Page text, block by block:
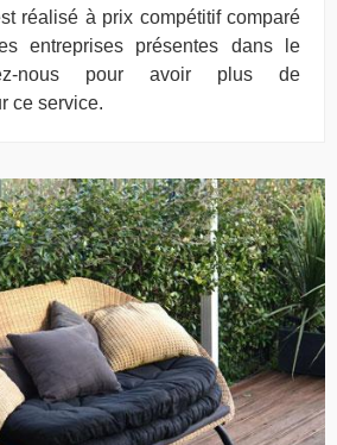
réalisé à prix compétitif comparé
entreprises présentes dans le
nous pour avoir plus de
ce service.